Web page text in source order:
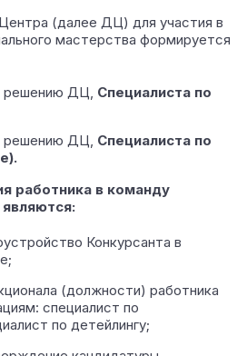
(далее ДЦ) для участия в
мастерства формируется
решению ДЦ, Специалиста по
решению ДЦ, Специалиста по
работника в команду
Конкурсанта в
(должности) работника
специалист по
по детейлингу;